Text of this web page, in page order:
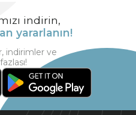
indirin,
yararlanın!
indirimler ve